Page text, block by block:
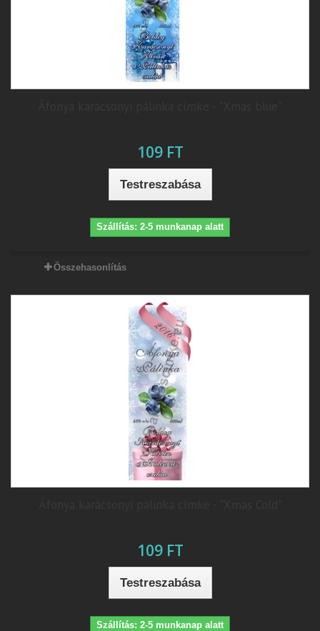
109 FT
Testreszabása
Szállítás: 2-5 munkanap alatt
Összehasonlítás
109 FT
Testreszabása
Szállítás: 2-5 munkanap alatt